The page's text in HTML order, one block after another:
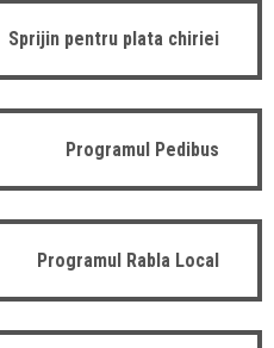
Sprijin pentru plata chiriei
Programul Pedibus
Programul Rabla Local